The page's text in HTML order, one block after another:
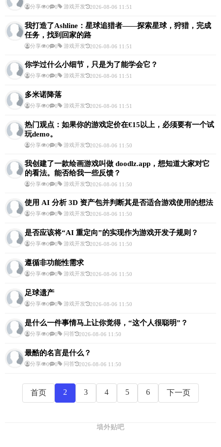
分享 0 0 游戏开发 2026-08-06 11:51
我打造了Ashline：星球追猎者——探索星球，狩猎，完成
任务，找到回家的路
分享 0 0 游戏开发 2026-08-06 11:51
你学过什么小细节，只是为了能学会它？
分享 0 0 游戏开发 2026-08-06 11:51
多米诺降落
分享 0 0 游戏开发 2026-08-06 11:51
热门观点：如果你的游戏定价在€15以上，必须要有一个试
玩demo。
分享 0 0 游戏开发 2026-08-06 11:50
我创建了一款绘画游戏叫做 doodlz.app，想知道大家对它
的看法。能否给我一些反馈？
分享 0 0 游戏开发 2026-08-06 11:50
使用 AI 分析 3D 资产包并判断其是否适合游戏使用的想法
分享 0 0 游戏开发 2026-08-06 11:50
是否应该将“AI 重定向”的实现作为游戏开发子规则？
分享 0 0 游戏开发 2026-08-06 11:50
遵循非功能性需求
分享 0 0 游戏开发 2026-08-06 11:50
足球遗产
分享 0 0 游戏开发 2026-08-06 11:50
是什么一件事情马上让你觉得，“这个人很聪明”？
分享 0 0 问答 2026-08-06 11:50
最酷的名言是什么？
分享 0 0 问答 2026-08-06 11:50
首页 2 3 4 5 6 下一页
墙外贴吧